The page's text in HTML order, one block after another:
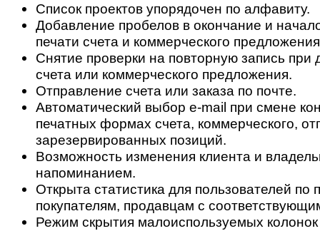
Список проектов упорядочен по алфавиту.
Добавление пробелов в окончание и
печати счета и коммерческого
Снятие проверки на повторную запись при
счета или коммерческого предложения.
Отправление счета или заказа по почте.
Автоматический выбор e-mail при смене
печатных формах счета, коммерческого,
зарезервированных позиций.
Возможность изменения клиента и
напоминанием.
Открыта статистика для пользователей по
покупателям, продавцам с
Режим скрытия малоиспользуемых